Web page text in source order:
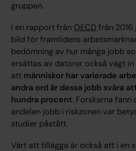
gruppen.
I en rapport från OECD från 2016
bild för framtidens
bedömning av hur många jobb
ersättas av datorer också vägt
att människor har varierade
andra ord är dessa jobb svåra
hundra procent. Forskarna
andelen jobb i riskzonen var
studier påstått.
Värt att tillägga är också att i en